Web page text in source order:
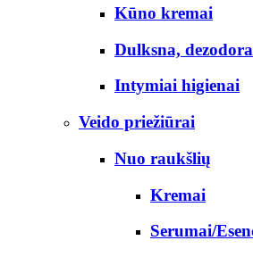
Kūno kremai
Dulksna,
Intymiai higienai
Veido priežiūrai
Nuo raukšlių
Kremai
Serumai/